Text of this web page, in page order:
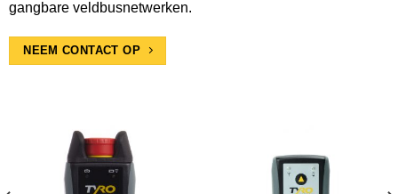
gangbare veldbusnetwerken.
NEEM CONTACT OP